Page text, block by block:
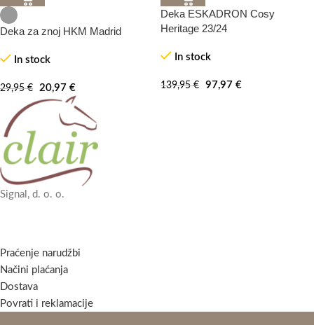
-30%
Deka za znoj HKM Madrid
In stock
29,95€ 20,97 €
-30%
Deka ESKADRON Cosy
Heritage 23/24
In stock
139,95€ 97,97 €
Signal, d. o. o.
Praćenje narudžbi
Načini plaćanja
Dostava
Povrati i reklamacije